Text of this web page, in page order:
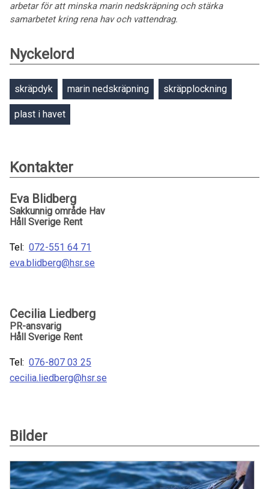
arbetar för att minska marin nedskräpning och stärka
samarbetet kring rena hav och vattendrag.
Nyckelord
skräpdyk marin nedskräpning skräpplockning
plast i havet
Kontakter
Eva Blidberg
Sakkunnig område Hav
Håll Sverige Rent
Tel: 072-551 64 71
eva.blidberg@hsr.se
Cecilia Liedberg
PR-ansvarig
Håll Sverige Rent
Tel: 076-807 03 25
cecilia.liedberg@hsr.se
Bilder